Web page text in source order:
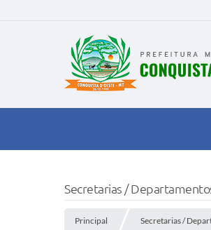
Secretarias /
Principal Secretarias /